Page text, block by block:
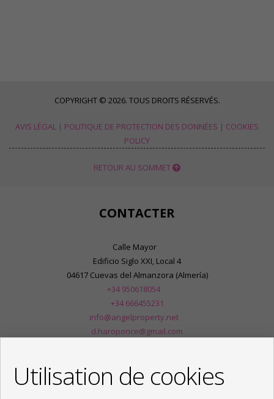
COPYRIGHT © 2026. TOUS DROITS RÉSERVÉS.
AVIS LÉGAL | POLITIQUE DE PROTECTION DES DONNÉES | COOKIES
POLICY
RETOUR AU SOMMET
CONTACTER
Calle Mayor
Edificio Siglo XXI, Local 4
04617 Cuevas del Almanzora (Almería)
+34 950618054
+34 666455231
info@angelproperty.net
d.haroponce@gmail.com
Utilisation de cookies